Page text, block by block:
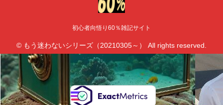
初心者向悟り60％雑記サイト
© もう迷わないシリーズ（20210305～） All rights reserved.